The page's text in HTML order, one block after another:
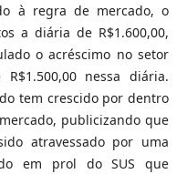
à regra de mercado, o
a diária de R$1.600,00,
o acréscimo no setor
nessa diária.
tem crescido por dentro
publicizando que
atravessado por uma
em prol do SUS que